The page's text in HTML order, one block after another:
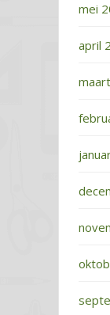
mei
april